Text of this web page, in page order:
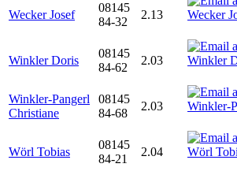
Wecker Josef
08145
84-32
2.13
Winkler Doris
08145
84-62
2.03
Winkler-Pangerl
Christiane
08145
84-68
2.03
Wörl Tobias
08145
84-21
2.04